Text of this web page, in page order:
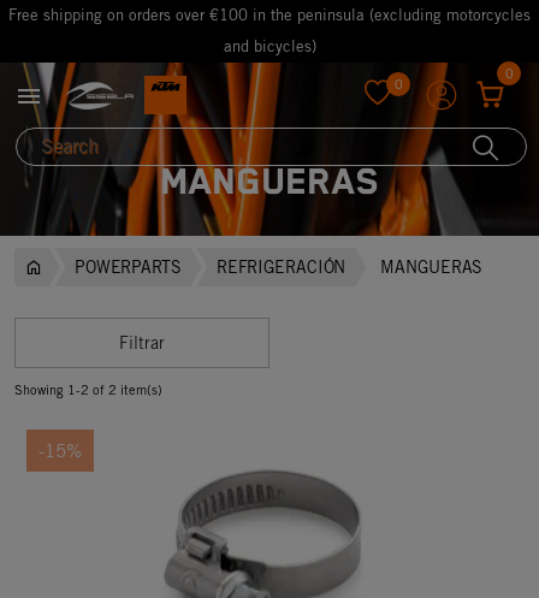
Free shipping on orders over €100 in the peninsula (excluding motorcycles
and bicycles)
 0
0
MANGUERAS
POWERPARTS REFRIGERACIÓN MANGUERAS
Filtrar
Showing 1-2 of 2 item(s)
-15%